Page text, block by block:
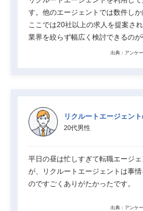
す。他のエージェントでは数件しか
ここでは20社以上の求人を提案さ
業界を絞らず幅広く検討できるのが
出典：アンケ
リクルートエージェン
20代男性
平日の昼は忙しすぎて転職エージ
が、リクルートエージェントは事
のですごくありがたかったです。
出典：アンケ